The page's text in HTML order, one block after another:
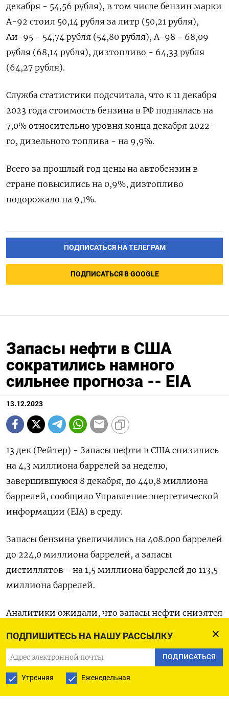
ПОДПИШИТЕСЬ НА НАШУ РАССЫЛКУ
ПОДПИСАТЬСЯ
Утренняя Еженедельная
декабря - 54,56 рубля), в том числе бензин марки
А-92 стоил 50,14 рубля за литр (50,21 рубля),
Аи-95 - 54,74 рубля (54,80 рубля), А-98 - 68,09
рубля (68,14 рубля), дизтопливо - 64,33 рубля
(64,27 рубля).
Служба статистики подсчитала, что к 11 декабря
2023 года стоимость бензина в РФ поднялась на
7,0% относительно уровня конца декабря 2022-
го, дизельного топлива - на 9,9%.
Всего за прошлый год цены на автобензин в
стране повысились на 0,9%, дизтопливо
подорожало на 9,1%.
ПОДПИСАТЬСЯ НА ТЕЛЕГРАМ
ПОДПИСАТЬСЯ В GOOGLE
Запасы нефти в США
сократились намного
сильнее прогноза -- EIA
13.12.2023
13 дек (Рейтер) - Запасы нефти в США снизились
на 4,3 миллиона баррелей за неделю,
завершившуюся 8 декабря, до 440,8 миллиона
баррелей, сообщило Управление энергетической
информации (EIA) в среду.
Запасы бензина увеличились на 408.000 баррелей
до 224,0 миллиона баррелей, а запасы
дистиллятов - на 1,5 миллиона баррелей до 113,5
миллиона баррелей.
Аналитики ожидали, что запасы нефти снизятся
бензина увеличатся на 1,9 миллиона баррелей, а
дистиллятов - на 0,6 миллиона баррелей. (Бюро
Рейтер в Гданьске)